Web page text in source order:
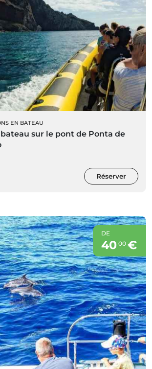
EN BATEAU
sur le pont de Ponta de
Réserver
DE
40 00€